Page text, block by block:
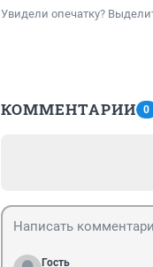
Увидели опечатку?
КОММЕНТАРИИ 0
Гость